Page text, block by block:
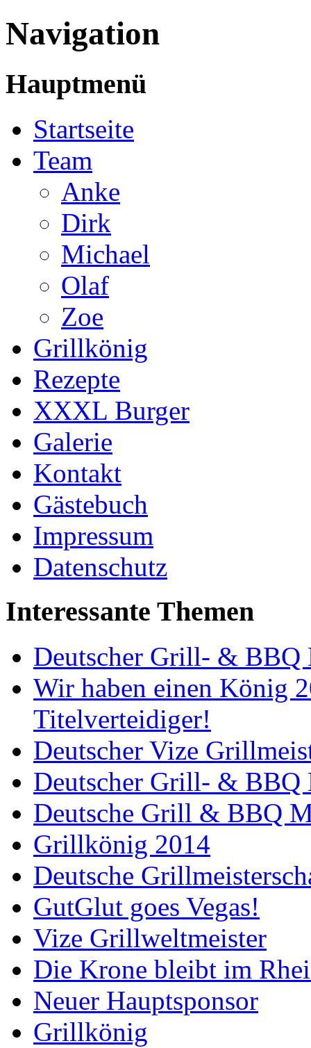
Navigation
Hauptmenü
Startseite
Team
Anke
Dirk
Michael
Olaf
Zoe
Grillkönig
Rezepte
XXXL Burger
Galerie
Kontakt
Gästebuch
Impressum
Datenschutz
Interessante Themen
Deutscher Grill- & BBQ
Wir haben einen König
Titelverteidiger!
Deutscher Vize
Deutscher Grill- & BBQ
Deutsche Grill & BBQ
Grillkönig 2014
Deutsche
GutGlut goes Vegas!
Vize Grillweltmeister
Die Krone bleibt im
Neuer Hauptsponsor
Grillkönig